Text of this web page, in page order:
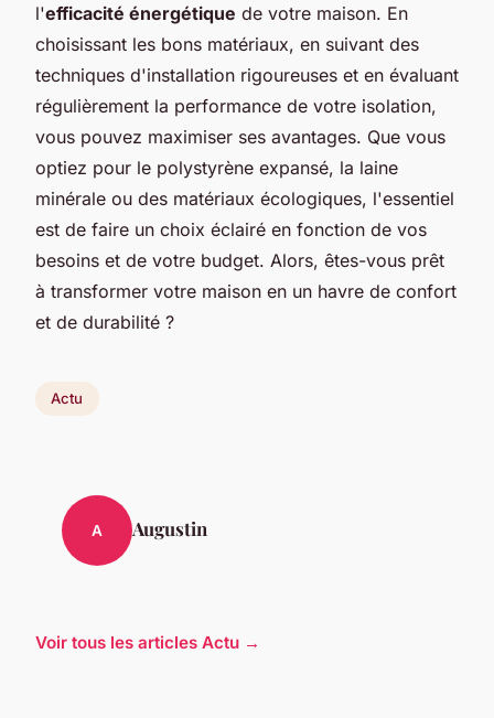
l'efficacité énergétique de votre maison. En
choisissant les bons matériaux, en suivant des
techniques d'installation rigoureuses et en évaluant
régulièrement la performance de votre isolation,
vous pouvez maximiser ses avantages. Que vous
optiez pour le polystyrène expansé, la laine
minérale ou des matériaux écologiques, l'essentiel
est de faire un choix éclairé en fonction de vos
besoins et de votre budget. Alors, êtes-vous prêt
à transformer votre maison en un havre de confort
et de durabilité ?
Actu
A Augustin
Voir tous les articles Actu →